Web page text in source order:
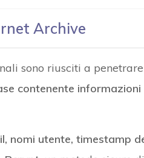
Archive
sono riusciti a
contenente informazioni
nomi utente, timestamp